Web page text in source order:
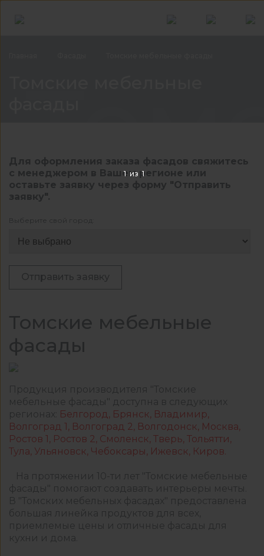
Для оформления заказа фасадов свяжитесь
с менеджером в Вашем регионе или
оставьте заявку через форму "Отправить
заявку".
Выберите свой город:
Отправить заявку
Томские мебельные
фасады
Продукция производителя "Томские
мебельные фасады" доступна в следующих
регионах:
Белгород, Брянск, Владимир,
Волгоград 1, Волгоград 2, Волгодонск, Москва,
Ростов 1, Ростов 2, Смоленск, Тверь, Тольятти,
Тула, Ульяновск, Чебоксары, Ижевск, Киров.
На протяжении 10-ти лет "Томские мебельные
фасады" помогают создавать интерьеры мечты.
В "Томских мебельных фасадах" предоставлена
большая линейка продуктов для всех,
приемлемые цены и отличные фасады для
кухни и дома.
1из1